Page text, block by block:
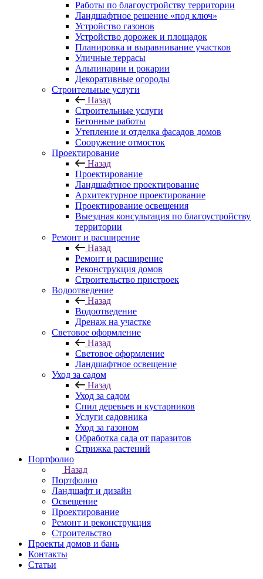
Работы по благоустройству территории
Ландшафтное решение «под ключ»
Устройство газонов
Устройство дорожек и площадок
Планировка и выравнивание участков
Уличные террасы
Альпинарии и рокарии
Декоративные огороды
Строительные услуги
Назад
Строительные услуги
Бетонные работы
Утепление и отделка фасадов домов
Сооружение отмосток
Проектирование
Назад
Проектирование
Ландшафтное проектирование
Архитектурное проектирование
Проектирование освещения
Выездная консультация по благоустройству
территории
Ремонт и расширение
Назад
Ремонт и расширение
Реконструкция домов
Строительство пристроек
Водоотведение
Назад
Водоотведение
Дренаж на участке
Световое оформление
Назад
Световое оформление
Ландшафтное освещение
Уход за садом
Назад
Уход за садом
Спил деревьев и кустарников
Услуги садовника
Уход за газоном
Обработка сада от паразитов
Стрижка растений
Портфолио
Назад
Портфолио
Ландшафт и дизайн
Освещение
Проектирование
Ремонт и реконструкция
Строительство
Проекты домов и бань
Контакты
Статьи